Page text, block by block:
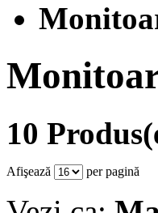
10
Afişează per pagină